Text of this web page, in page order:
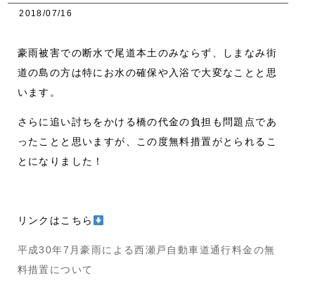
2018/07/16
豪雨被害での断水で尾道本土のみならず、しまなみ街
道の島の方は特にお水の確保や入浴で大変なことと思
います。
さらに追い討ちをかける橋の代金の負担も問題点であ
ったことと思いますが、この度無料措置がとられるこ
とになりました！
リンクはこちら
平成30年7月豪雨による西瀬戸自動車道通行料金の無
料措置について